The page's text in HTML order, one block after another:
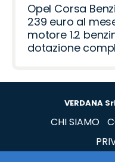
Opel Corsa
239 euro al
motore 1.2
dotazione
VERDANA
CHI SIAMO